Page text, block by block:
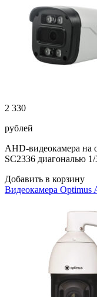
2 330
рублей
AHD-видеокамера на
SC2336 диагональю
Добавить в корзину
Видеокамера